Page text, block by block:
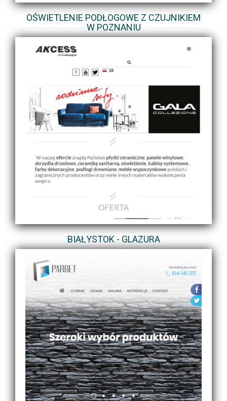
OŚWIETLENIE PODŁOGOWE Z CZUJNIKIEM
W POZNANIU
BIAŁYSTOK - GLAZURA